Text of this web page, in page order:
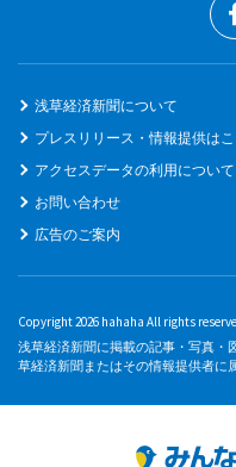
浅草経済新聞について
プレスリリース・情報提供は
アクセスデータの利用について
お問い合わせ
広告のご案内
Copyright 2026 hahaha All rights
浅草経済新聞に掲載の記事・写真・
草経済新聞またはその情報提供者に